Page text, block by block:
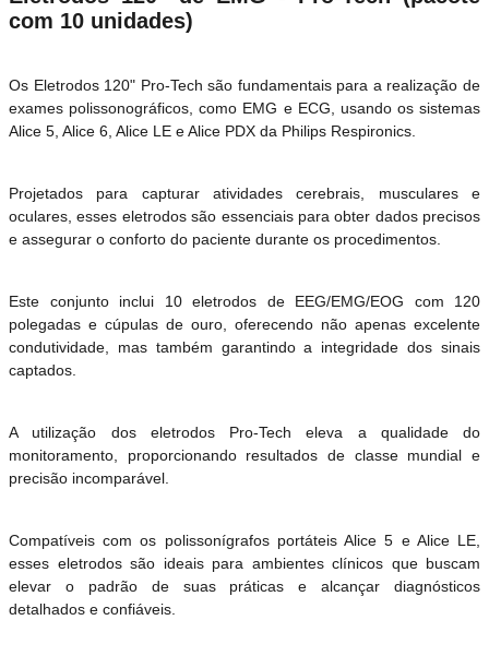
com 10 unidades)
Os Eletrodos 120" Pro-Tech são fundamentais para a realização de
exames polissonográficos, como EMG e ECG, usando os sistemas
Alice 5, Alice 6, Alice LE e Alice PDX da Philips Respironics.
Projetados para capturar atividades cerebrais, musculares e
oculares, esses eletrodos são essenciais para obter dados precisos
e assegurar o conforto do paciente durante os procedimentos.
Este conjunto inclui 10 eletrodos de EEG/EMG/EOG com 120
polegadas e cúpulas de ouro, oferecendo não apenas excelente
condutividade, mas também garantindo a integridade dos sinais
captados.
A utilização dos eletrodos Pro-Tech eleva a qualidade do
monitoramento, proporcionando resultados de classe mundial e
precisão incomparável.
Compatíveis com os polissonígrafos portáteis Alice 5 e Alice LE,
esses eletrodos são ideais para ambientes clínicos que buscam
elevar o padrão de suas práticas e alcançar diagnósticos
detalhados e confiáveis.